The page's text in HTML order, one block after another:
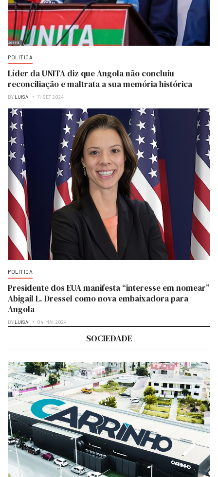
POLITICA
Líder da UNITA diz que Angola não concluiu
reconciliação e maltrata a sua memória histórica
BY LUISA 11-SET-2024
POLITICA
Presidente dos EUA manifesta “interesse em nomear”
Abigail L. Dressel como nova embaixadora para
Angola
BY LUISA 04-MAI-2024
SOCIEDADE